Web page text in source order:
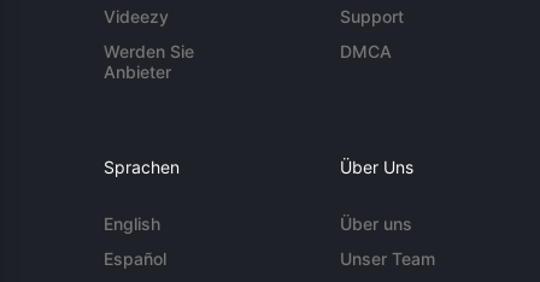
Videezy
Werden Sie
Anbieter
Support
DMCA
Sprachen
English
Español
Über Uns
Über uns
Unser Team